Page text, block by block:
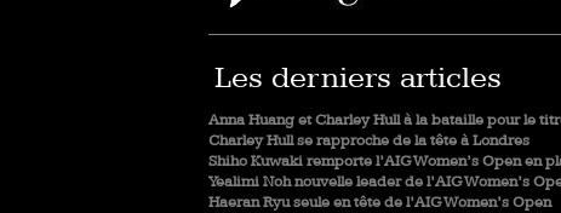
Les derniers articles
Anna Huang et Charley Hull à la bataille pour le
Charley Hull se rapproche de la tête à Londres
Shiho Kuwaki remporte l’AIG Women’s Open en
Yealimi Noh nouvelle leader de l’AIG Women’s
Haeran Ryu seule en tête de l’AIG Women’s Open